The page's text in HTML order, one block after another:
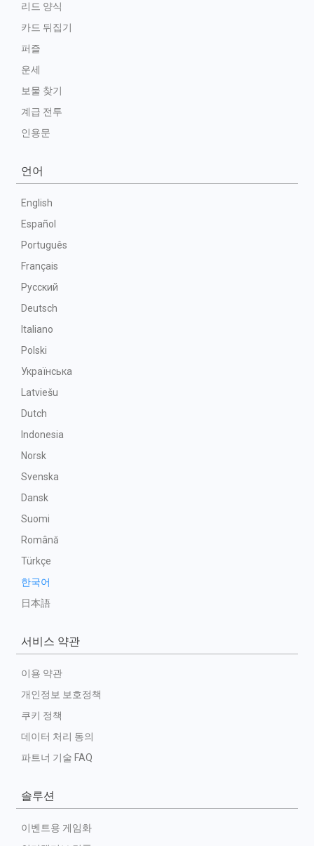
리드 양식
카드 뒤집기
퍼즐
운세
보물 찾기
계급 전투
인용문
언어
English
Español
Português
Français
Русский
Deutsch
Italiano
Polski
Українська
Latviešu
Dutch
Indonesia
Norsk
Svenska
Dansk
Suomi
Română
Türkçe
한국어
日本語
서비스 약관
이용 약관
개인정보 보호정책
쿠키 정책
데이터 처리 동의
파트너 기술 FAQ
솔루션
이벤트용 게임화